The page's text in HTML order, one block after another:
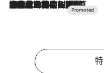
2026.7.10
NEW OPEN！【界 草津】名湯の地に誕生。趣の異なる2種の温泉と上州ならではの会席・蕎麦割烹など美食を味わう究極の癒やし旅